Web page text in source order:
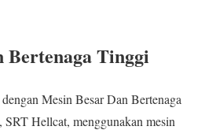
Bertenaga Tinggi
Mesin Besar Dan Bertenaga
Hellcat, menggunakan mesin